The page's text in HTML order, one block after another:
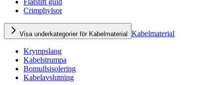
Crimphylsor
Visa underkategorier för Kabelmaterial Kabelmaterial
Krympslang
Kabelstrumpa
Bomullsisolering
Kabelavslutning